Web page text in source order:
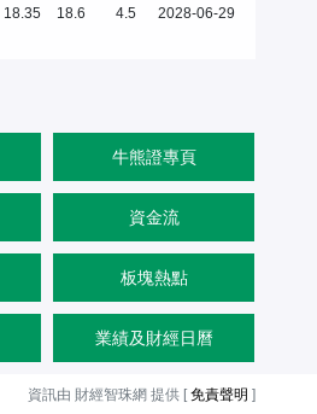
18.35 18.6 4.5 2028-06-29
牛熊證專頁
資金流
板塊熱點
業績及財經日曆
資訊由 財經智珠網 提供 [免責聲明 ]